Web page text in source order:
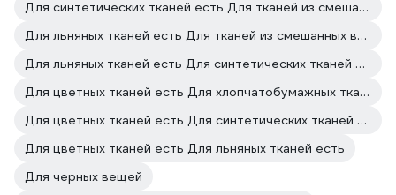
Для синтетических тканей есть Для тканей из смешанных волокон есть
Для льняных тканей есть Для тканей из смешанных волокон есть
Для льняных тканей есть Для синтетических тканей есть
Для цветных тканей есть Для хлопчатобумажных тканей есть
Для цветных тканей есть Для синтетических тканей есть
Для цветных тканей есть Для льняных тканей есть
Для черных вещей